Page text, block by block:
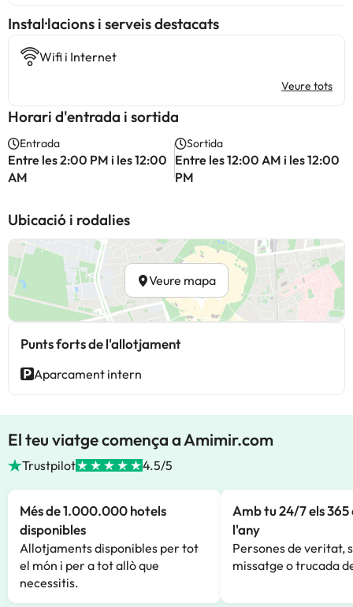
Instal·lacions i serveis destacats
Wifi i Internet
Veure tots
Horari d'entrada i sortida
Entrada
Entre les 2:00 PM i les 12:00
AM
Sortida
Entre les 12:00 AM i les 12:00
PM
Ubicació i rodalies
Veure mapa
Punts forts de l'allotjament
Aparcament intern
El teu viatge comença a Amimir.com
Trustpilot 4.5/5
Més de 1.000.000 hotels
disponibles
Allotjaments disponibles per tot
el món i per a tot allò que
necessitis.
Amb tu 24/7 els 365
l'any
Persones de veritat,
missatge o trucada